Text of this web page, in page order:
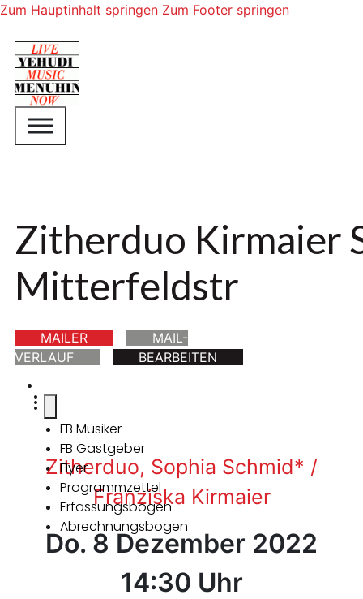
Zum Hauptinhalt springen Zum Footer springen
Zitherduo Kirmaier
Mitterfeldstr
MAILER
MAIL-
VERLAUF
BEARBEITEN
FB Musiker
FB Gastgeber
Flyer
Programmzettel
Erfassungsbogen
Abrechnungsbogen
Zitherduo, Sophia Schmid* /
Franziska Kirmaier
Do. 8 Dezember 2022
14:30 Uhr